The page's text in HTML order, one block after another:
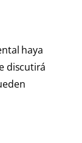
haya
discutirá